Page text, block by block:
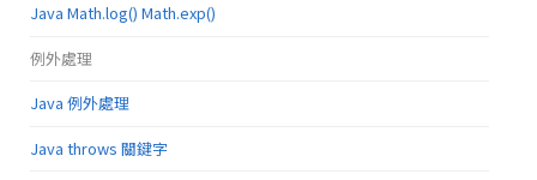
Java Math.log() Math.exp()
例外處理
Java 例外處理
Java throws 關鍵字